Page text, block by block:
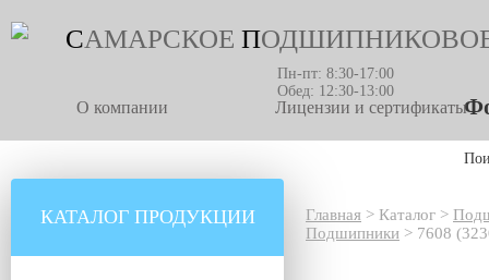
САМАРСКОЕ П
Пн-пт: 8:30-17:00
Обед: 12:30-13:00
О компании Лицензии и сертификаты
КАТАЛОГ ПРОДУКЦИИ Главная > Каталог >
Подшипники > 7608